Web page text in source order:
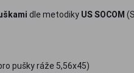
dle metodiky US SOCOM
pušky ráže 5,56x45)